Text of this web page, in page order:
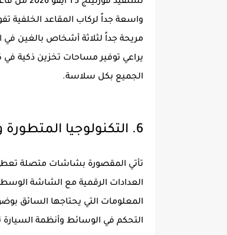
واسعة جداً لركاب المقاعد الخلفية
مريحة جداً لثلاثة أشخاص بالغين
يراعي توفير مساحات تخزين ذكية
الجميع بكل سلاسة.
6. التكنولوجيا المتطورة وشاشة العدادات الرقمية
تأتي المقصورة بشاشات متصلة
العدادات الرقمية مع الشاشة
المعلومات التي يحتاجها السائق
التحكم في الوسائط وأنظمة السيارة